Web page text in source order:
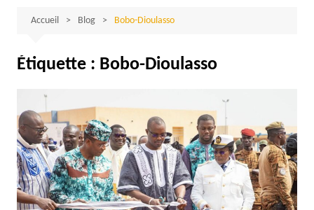
Accueil Blog Bobo-Dioulasso
Étiquette : Bobo-Dioulasso